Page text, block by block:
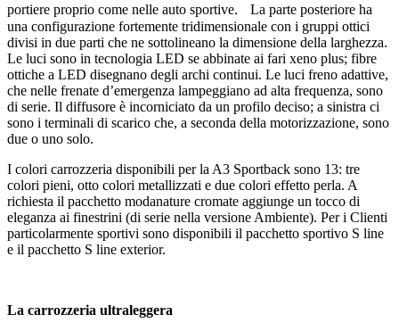
portiere proprio come nelle auto sportive. La parte posteriore ha
una configurazione fortemente tridimensionale con i gruppi ottici
divisi in due parti che ne sottolineano la dimensione della larghezza.
Le luci sono in tecnologia LED se abbinate ai fari xeno plus; fibre
ottiche a LED disegnano degli archi continui. Le luci freno adattive,
che nelle frenate d’emergenza lampeggiano ad alta frequenza, sono
di serie. Il diffusore è incorniciato da un profilo deciso; a sinistra ci
sono i terminali di scarico che, a seconda della motorizzazione, sono
due o uno solo.
I colori carrozzeria disponibili per la A3 Sportback sono 13: tre
colori pieni, otto colori metallizzati e due colori effetto perla. A
richiesta il pacchetto modanature cromate aggiunge un tocco di
eleganza ai finestrini (di serie nella versione Ambiente). Per i Clienti
particolarmente sportivi sono disponibili il pacchetto sportivo S line
e il pacchetto S line exterior.
La carrozzeria ultraleggera